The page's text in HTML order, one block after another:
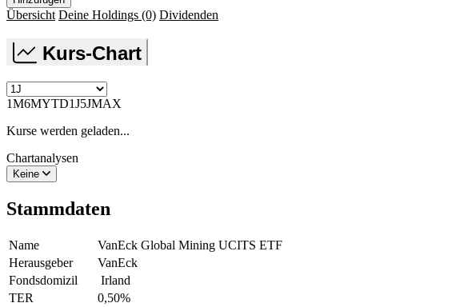
Übersicht Deine Holdings (0) Dividenden
Kurs-Chart
1M6MYTD1J5JMAX
Kurse werden geladen...
Chartanalysen
Keine
Stammdaten
Name
VanEck Global Mining UCITS ETF
Herausgeber
VanEck
Fondsdomizil
Irland
TER
0,50%